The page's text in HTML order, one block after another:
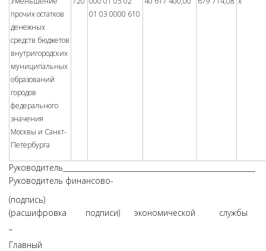
прочих остатков
денежных
средств бюджетов
внутригородских
муниципальных
образований
городов
федерального
значения
Москвы и Санкт-
Петербурга
01 03 0000 610
Руководитель______________________________________________________
Руководитель финансово-
(подпись)
(расшифровка подписи) экономической службы
Главный